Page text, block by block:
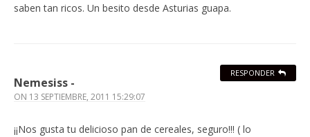
saben tan ricos. Un besito desde Asturias guapa.
Nemesiss -
ON 13 SEPTIEMBRE, 2011 15:29:07
¡¡Nos gusta tu delicioso pan de cereales, seguro!!! ( lo
RESPONDER